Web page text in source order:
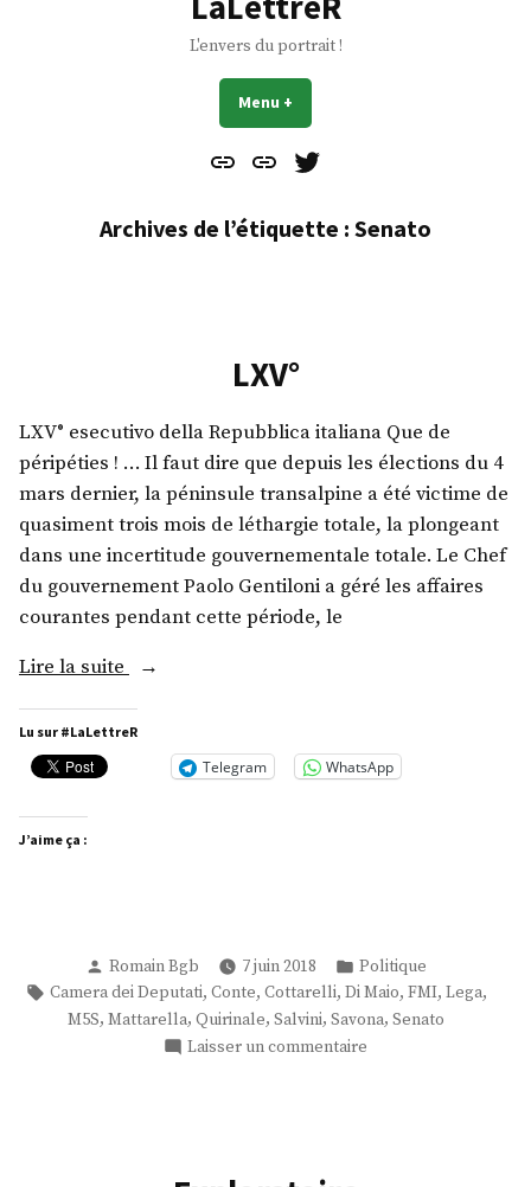
L'envers du portrait !
Menu +
Contact
À
Mes
Archives de l’étiquette : Senato
LXV°
LXV° esecutivo della Repubblica italiana Que de
péripéties ! … Il faut dire que depuis les élections du 4
mars dernier, la péninsule transalpine a été victime de
quasiment trois mois de léthargie totale, la plongeant
dans une incertitude gouvernementale totale. Le Chef
du gouvernement Paolo Gentiloni a géré les affaires
courantes pendant cette période, le
Lire la suite
« LXV° »
Lu sur #LaLettreR
Telegram WhatsApp
J’aime ça :
Publié
par
Romain Bgb 7 juin 2018
Publié
dans
Politique
Étiquettes :
Camera dei Deputati, Conte, Cottarelli, Di Maio, FMI, Lega,
M5S, Mattarella, Quirinale, Salvini, Savona, Senato
Laisser un commentaire